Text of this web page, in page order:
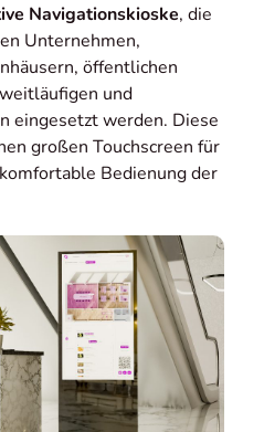
Navigationskioske, die
Unternehmen,
öffentlichen
und
eingesetzt werden. Diese
großen Touchscreen für
Bedienung der